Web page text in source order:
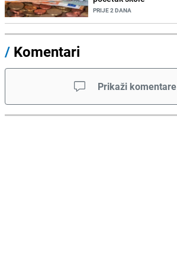
PRIJE 2 DANA
/ Komentari
Prikaži komentare